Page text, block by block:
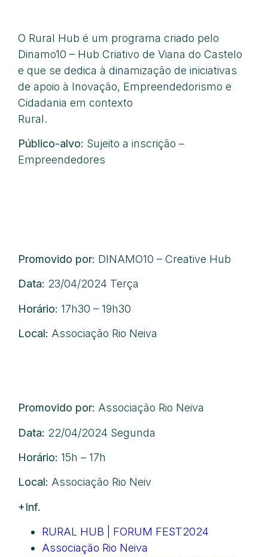
O Rural Hub é um programa criado pelo
Dinamo10 – Hub Criativo de Viana do Castelo
e que se dedica à dinamização de iniciativas
de apoio à Inovação, Empreendedorismo e
Cidadania em contexto
Rural.
Público-alvo: Sujeito a inscrição –
Empreendedores
Promovido por: DINAMO10 – Creative Hub
Data: 23/04/2024 Terça
Horário: 17h30 – 19h30
Local: Associação Rio Neiva
Promovido por: Associação Rio Neiva
Data: 22/04/2024 Segunda
Horário: 15h – 17h
Local: Associação Rio Neiv
+Inf.
RURAL HUB | FORUM FEST2024
Associação Rio Neiva